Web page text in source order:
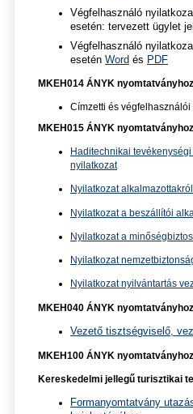
Végfelhasználó
esetén: tervezett ügylet
Végfelhasználó
esetén Word és PDF
MKEH014 ÁNYK nyomtatványhoz
Címzetti és
MKEH015 ÁNYK nyomtatványhoz
Haditechnikai
nyilatkozat
Nyilatkozat alkalmazottakról
Nyilatkozat a beszállítói
Nyilatkozat a
Nyilatkozat
Nyilatkozat nyilvántartás
MKEH040 ÁNYK nyomtatványhoz
Vezető tisztségviselő,
MKEH100 ÁNYK nyomtatványhoz
Kereskedelmi jellegű turisztikai
Formanyomtatvány